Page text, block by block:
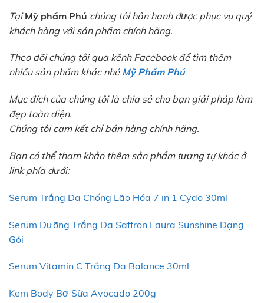
TạiMỹ phẩm Phú chúng tôi hân hạnh được phục vụ quý
khách hàng với sản phẩm chính hãng.
Theo dõi chúng tôi qua kênh Facebook để tìm thêm
nhiều sản phẩm khác nhé Mỹ Phẩm Phú
Mục đích của chúng tôi là chia sẻ cho bạn giải pháp làm
đẹp toàn diện.
Chúng tôi cam kết chỉ bán hàng chính hãng.
Bạn có thể tham khảo thêm sản phẩm tương tự khác ở
link phía dưới:
Serum Trắng Da Chống Lão Hóa 7 in 1 Cydo 30ml
Serum Dưỡng Trắng Da Saffron Laura Sunshine Dạng
Gói
Serum Vitamin C Trắng Da Balance 30ml
Kem Body Bơ Sữa Avocado 200g